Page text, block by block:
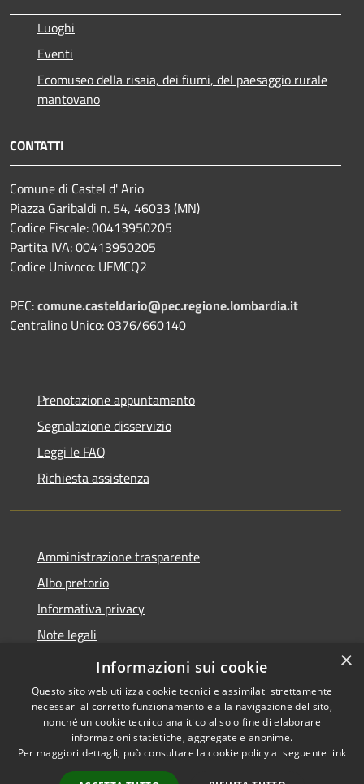
Luoghi
Eventi
Ecomuseo della risaia, dei fiumi, del paesaggio rurale
mantovano
CONTATTI
Comune di Castel d' Ario
Piazza Garibaldi n. 54, 46033 (MN)
Codice Fiscale: 00413950205
Partita IVA: 00413950205
Codice Univoco: UFMCQ2
PEC:comune.casteldario@pec.regione.lombardia.it
Centralino Unico: 0376/660140
Prenotazione appuntamento
Segnalazione disservizio
Leggi le FAQ
Richiesta assistenza
Amministrazione trasparente
Albo pretorio
Informativa privacy
Note legali
Dichiarazione di accessibilità
Accessibilità
Copyright © 2026 • Comune di
Castel d'Ario • Powered by
×
Informazioni sui cookie
Questo sito web utilizza cookie tecnici e assimilati strettamente
necessari al corretto funzionamento e alla navigazione del sito,
nonché un cookie tecnico analitico al solo fine di elaborare
informazioni statistiche, aggregate e anonime.
Per maggiori dettagli, può consultare la cookie policy al seguente link